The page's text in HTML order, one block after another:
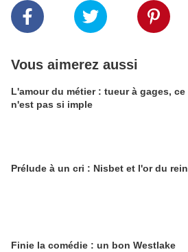
Vous aimerez aussi
L'amour du métier : tueur à gages, ce
n'est pas si imple
Prélude à un cri : Nisbet et l'or du rein
Finie la comédie : un bon Westlake